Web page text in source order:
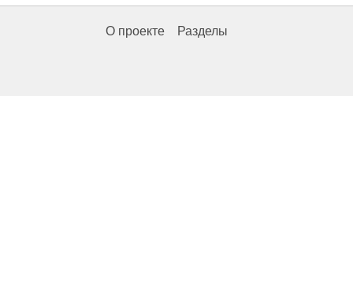
О проекте Разделы